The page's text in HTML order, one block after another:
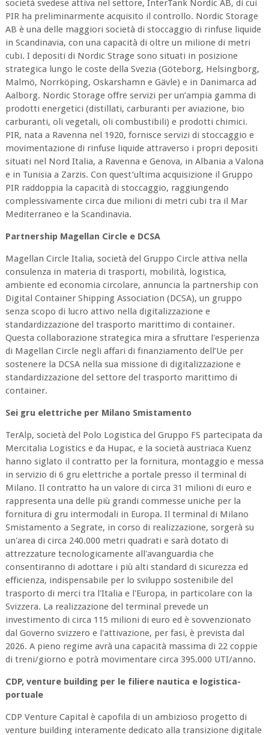
società svedese attiva nel settore, InterTank Nordic AB, di cui
PIR ha preliminarmente acquisito il controllo. Nordic Storage
AB è una delle maggiori società di stoccaggio di rinfuse liquide
in Scandinavia, con una capacità di oltre un milione di metri
cubi. I depositi di Nordic Strage sono situati in posizione
strategica lungo le coste della Svezia (Göteborg, Helsingborg,
Malmö, Norrköping, Oskarshamn e Gävle) e in Danimarca ad
Aalborg. Nordic Storage offre servizi per un’ampia gamma di
prodotti energetici (distillati, carburanti per aviazione, bio
carburanti, oli vegetali, oli combustibili) e prodotti chimici.
PIR, nata a Ravenna nel 1920, fornisce servizi di stoccaggio e
movimentazione di rinfuse liquide attraverso i propri depositi
situati nel Nord Italia, a Ravenna e Genova, in Albania a Valona
e in Tunisia a Zarzis. Con quest’ultima acquisizione il Gruppo
PIR raddoppia la capacità di stoccaggio, raggiungendo
complessivamente circa due milioni di metri cubi tra il Mar
Mediterraneo e la Scandinavia.
Partnership Magellan Circle e DCSA
Magellan Circle Italia, società del Gruppo Circle attiva nella
consulenza in materia di trasporti, mobilità, logistica,
ambiente ed economia circolare, annuncia la partnership con
Digital Container Shipping Association (DCSA), un gruppo
senza scopo di lucro attivo nella digitalizzazione e
standardizzazione del trasporto marittimo di container.
Questa collaborazione strategica mira a sfruttare l'esperienza
di Magellan Circle negli affari di finanziamento dell’Ue per
sostenere la DCSA nella sua missione di digitalizzazione e
standardizzazione del settore del trasporto marittimo di
container.
Sei gru elettriche per Milano Smistamento
TerAlp, società del Polo Logistica del Gruppo FS partecipata da
Mercitalia Logistics e da Hupac, e la società austriaca Kuenz
hanno siglato il contratto per la fornitura, montaggio e messa
in servizio di 6 gru elettriche a portale presso il terminal di
Milano. Il contratto ha un valore di circa 31 milioni di euro e
rappresenta una delle più grandi commesse uniche per la
fornitura di gru intermodali in Europa. Il terminal di Milano
Smistamento a Segrate, in corso di realizzazione, sorgerà su
un'area di circa 240.000 metri quadrati e sarà dotato di
attrezzature tecnologicamente all'avanguardia che
consentiranno di adottare i più alti standard di sicurezza ed
efficienza, indispensabile per lo sviluppo sostenibile del
trasporto di merci tra l'Italia e l'Europa, in particolare con la
Svizzera. La realizzazione del terminal prevede un
investimento di circa 115 milioni di euro ed è sovvenzionato
dal Governo svizzero e l'attivazione, per fasi, è prevista dal
2026. A pieno regime avrà una capacità massima di 22 coppie
di treni/giorno e potrà movimentare circa 395.000 UTI/anno.
CDP, venture building per le filiere nautica e logistica-
portuale
CDP Venture Capital è capofila di un ambizioso progetto di
venture building interamente dedicato alla transizione digitale